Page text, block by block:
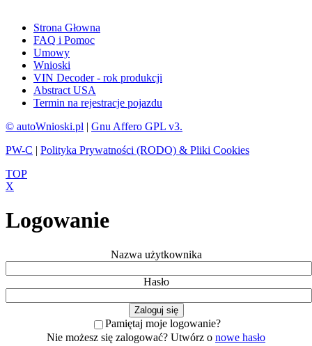
Strona Głowna
FAQ i Pomoc
Umowy
Wnioski
VIN Decoder - rok produkcji
Abstract USA
Termin na rejestracje pojazdu
© autoWnioski.pl | Gnu Affero GPL v3.
PW-C | Polityka Prywatności (RODO) & Pliki Cookies
TOP
X
Logowanie
Nazwa użytkownika
Hasło
Pamiętaj moje logowanie?
Nie możesz się zalogować? Utwórz o nowe hasło